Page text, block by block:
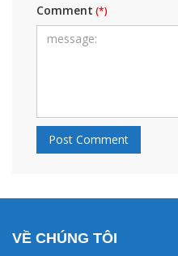
Comment
VỀ CHÚNG TÔI